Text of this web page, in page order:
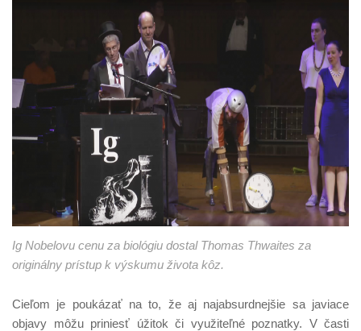
Ig Nobelovu cenu za biológiu dostal Thomas Thwaites za
originálny prístup k výskumu života kôz.
Cieľom je poukázať na to, že aj najabsurdnejšie sa javiace
objavy môžu priniesť úžitok či využiteľné poznatky. V časti